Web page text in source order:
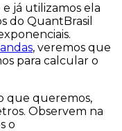
já utilizamos ela
do QuantBrasil
, veremos que
para calcular o
que queremos,
Observem na
o